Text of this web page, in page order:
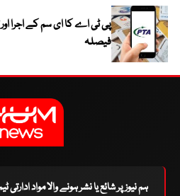
پی ٹی اے کا ای سم کے اجرا
فیصلہ
ہم نیوز پر شائع یا نشر ہونے والا مواد